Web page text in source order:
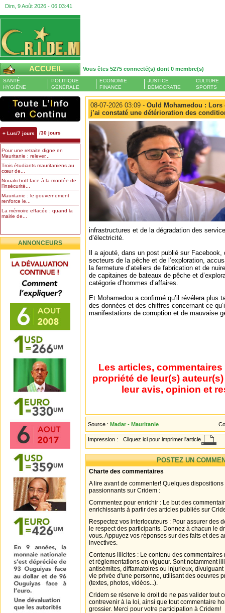
Dim, 9 Août 2026 - 06:03:41
ACCUEIL Vous êtes 5275 connecté(s) dont 0 membre(s)
SANTÉ
HYGIÈNE
POLITIQUE
GÉNÉRALE
ECONOMIE
FINANCE
JUSTICE
DÉMOCRATIE
CULTURE
SPORTS
+ Lus/7 jours /30 jours
Pour une retraite digne en
Mauritanie : relever...
Trois étudiants mauritaniens au
cœur de...
Nouakchott face à la montée de
l’insécurité...
Mauritanie : le gouvernement
renforce le...
La mémoire effacée : quand la
mairie de...
ANNONCEURS
08-07-2026 03:09 - Ould Mohamedou :
j’ai constaté une détérioration des
infrastructures et de la dégradation des
d’électricité.
Il a ajouté, dans un post publié sur
secteurs de la pêche et de l’exploration,
la fermeture d’ateliers de fabrication et de
de capitaines de bateaux de pêche et
catégorie d’hommes d’affaires.
Et Mohamedou a confirmé qu’il révélera plus
des données et des chiffres concernant ce
manifestations de corruption et de mauvaise
Les articles,
propriété de leur(s)
leur avis, opinion et
Source : Madar - Mauritanie
Impression : Cliquez ici pour imprimer l'article
POSTEZ UN
Charte des commentaires
A lire avant de commenter! Quelques
passionnants sur Cridem :
Commentez pour enrichir : Le but des
enrichissants à partir des articles publiés sur
Respectez vos interlocuteurs : Pour assurer des
le respect des participants. Donnez à chacun le
vous. Appuyez vos réponses sur des faits et des
invectives.
Contenus illicites : Le contenu des
et réglementations en vigueur. Sont notamment
antisémites, diffamatoires ou injurieux,
vie privée d'une personne, utilisant des oeuvres
(textes, photos, vidéos...).
Cridem se réserve le droit de ne pas valider tout
contrevenir à la loi, ainsi que tout commentaire
grossier. Merci pour votre participation à Cridem!